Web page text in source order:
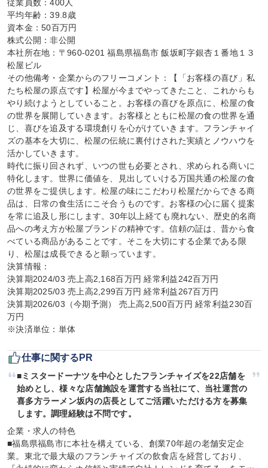
従業員数：400人
平均年齢：39.8歳
資本金：50百万円
株式公開：非公開
本社所在地：〒960-0201 福島県福島市 飯坂町字銀杏１番地１３
松屋ビル
その他備考・企業からのフリーコメント：【「お客様の喜び」私
たち松屋の原点です】松屋が今までやってきたこと、これからも
やり続けようとしていること。お客様の喜びを原点に、松屋の食
の世界を展開していきます。お客様とともに松屋の食の世界を通
じ、喜びを追及する環境創りを心がけていきます。フランチャイ
ズの基本を大切に、松屋の伝統に裏付けされた実績とノウハウを
活かしていきます。
時代に振り回されず、いつの世も必要とされ、求められる商いに
特化します。世界に価値を、見出していける万国共通の松屋の食
の世界をご提供します。松屋の味にこだわり松屋だからできる商
品は、日常の食生活にこそ合うものです。お客様の心に届く提案
を常に追及し形にします。30年以上経ても廃れない、歴史的名商
品への考え方が松屋ブランドの精神です。信頼の証は、昔から食
べている商品があることです。そこを大切にする企業である限
り、松屋は成長できると願っています。
決算情報：
決算期2024/03 売上高2,168百万円 経常利益242百万円
決算期2025/03 売上高2,299百万円 経常利益267百万円
決算期2026/03（今期予測） 売上高2,500百万円 経常利益230百
万円
※決済単位：単体
仕事に関するPR
■ミスタードーナツを中心としたフランチャイズを22店舗を
始めとし、様々な店舗施設を運営する当社にて、当社運営の
喜多方ラーメン坂内の店長としてご活躍いただける方を募集
します。調理経験は不問です。
企業・求人の特色
■福島県福島市に本社を構えている、創業70年超の老舗安定企
業。東北で最大級のフランチャイズの飲食店を経営しており、